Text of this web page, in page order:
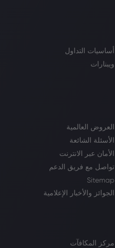
أساسيات التداول
ويبنارات
العروض العالمية
الأسئلة الشائعة
الأمان عبر الانترنت
تواصل مع فريق الدعم
Sitemap
الجوائز والأخبار الإعلامية
مركز المكافآت